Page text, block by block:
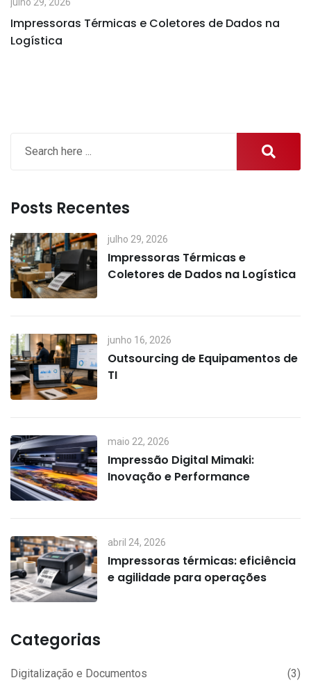
Impressoras Térmicas e Coletores de Dados na
Logística
Posts Recentes
julho 29, 2026
Impressoras Térmicas e
Coletores de Dados na Logística
junho 16, 2026
Outsourcing de Equipamentos de
TI
maio 22, 2026
Impressão Digital Mimaki:
Inovação e Performance
abril 24, 2026
Impressoras térmicas: eficiência
e agilidade para operações
Categorias
Digitalização e Documentos (3)